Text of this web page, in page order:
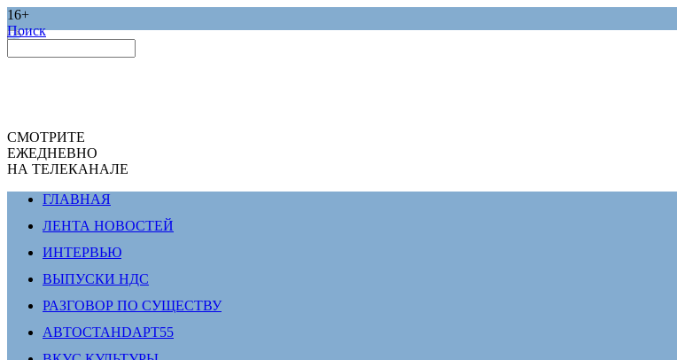
16+
Поиск
СМОТРИТЕ
ЕЖЕДНЕВНО
НА ТЕЛЕКАНАЛЕ
ГЛАВНАЯ
ЛЕНТА НОВОСТЕЙ
ИНТЕРВЬЮ
ВЫПУСКИ НДС
РАЗГОВОР ПО СУЩЕСТВУ
АВТОСТАНDАРТ55